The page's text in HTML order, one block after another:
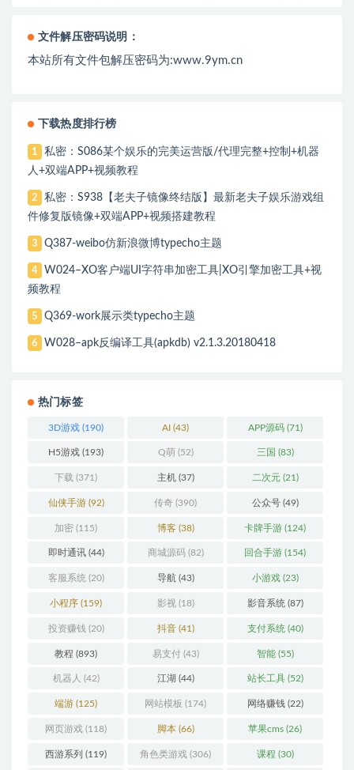
文件解压密码说明：
本站所有文件包解压密码为:www.9ym.cn
下载热度排行榜
1
私密：S086某个娱乐的完美运营版/代理完整+控制+机器
人+双端APP+视频教程
2
私密：S938【老夫子镜像终结版】最新老夫子娱乐游戏组
件修复版镜像+双端APP+视频搭建教程
3 Q387-weibo仿新浪微博typecho主题
4
W024–XO客户端UI字符串加密工具|XO引擎加密工具+视
频教程
5 Q369-work展示类typecho主题
6 W028–apk反编译工具(apkdb) v2.1.3.20180418
热门标签
3D游戏 (190) AI (43) APP源码(71)
H5游戏 (193) Q萌 (52) 三国 (83)
下载 (371) 主机(37) 二次元(21)
仙侠手游(92) 传奇 (390) 公众号(49)
加密 (115) 博客(38) 卡牌手游 (124)
即时通讯(44) 商城源码(82) 回合手游 (154)
客服系统 (20) 导航(43) 小游戏(23)
小程序 (159) 影视(18) 影音系统 (87)
投资赚钱 (20) 抖音(41) 支付系统 (40)
教程 (893) 易支付(43) 智能(55)
机器人 (42) 江湖 (44) 站长工具(52)
端游 (125) 网站模板 (174) 网络赚钱(22)
网页游戏 (118) 脚本(66) 苹果cms (26)
西游系列 (119) 角色类游戏 (306) 课程 (30)